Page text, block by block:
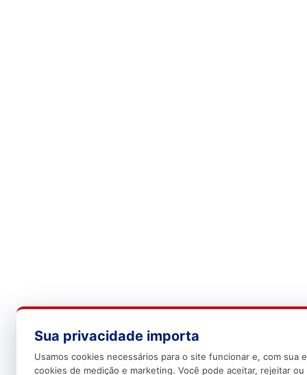
Sua privacidade importa
Usamos cookies necessários para o site funcionar e, com sua
cookies de medição e marketing. Você pode aceitar, rejeitar ou